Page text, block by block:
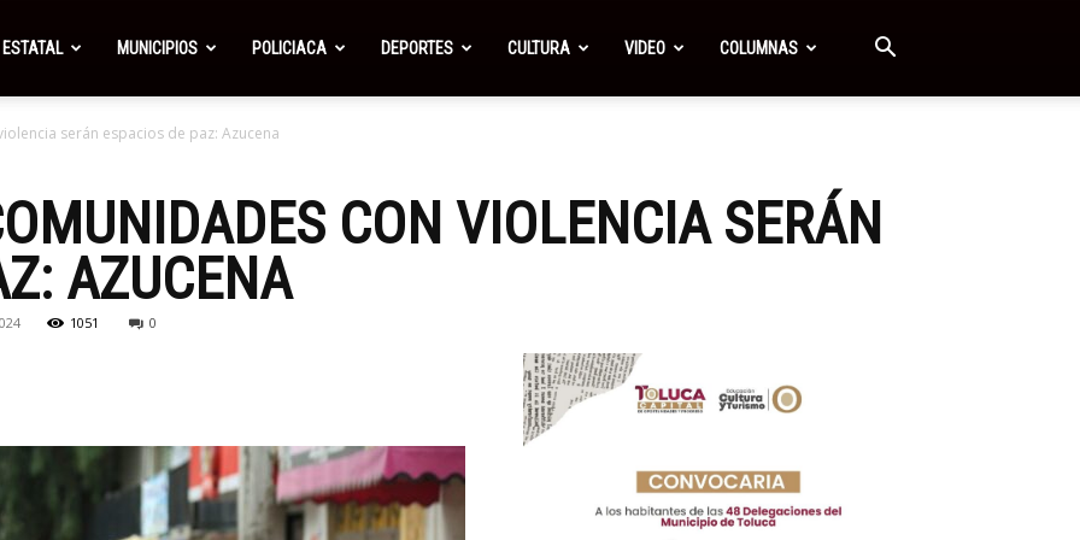
ESTATAL MUNICIPIOS POLICIACA DEPORTES CULTURA VIDEO COLUMNAS
serán espacios de paz: Azucena
CON VIOLENCIA SERÁN
AZUCENA
1051 0